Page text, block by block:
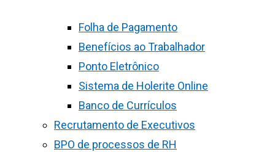
Folha de Pagamento
Benefícios ao Trabalhador
Ponto Eletrônico
Sistema de Holerite Online
Banco de Currículos
Recrutamento de Executivos
BPO de processos de RH